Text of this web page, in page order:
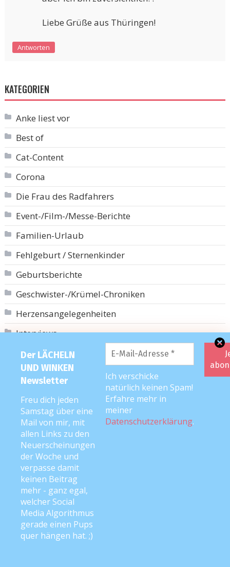
Der LÄCHELN
UND WINKEN
Newsletter
Freu dich jeden
Samstag über eine
Mail von mir, mit
allen Links zu den
Neuerscheinungen
der Woche und
verpasse damit
keinen Beitrag
mehr - ganz egal,
welcher Social
Media Algorithmus
gerade einen Pups
quer hängen hat. ;)
Ich verschicke
natürlich keinen Spam!
Erfahre mehr in
meiner
Datenschutzerklärung.
Liebe Grüße aus Thüringen!
Antworten
KATEGORIEN
Anke liest vor
Best of
Cat-Content
Corona
Die Frau des Radfahrers
Event-/Film-/Messe-Berichte
Familien-Urlaub
Fehlgeburt / Sternenkinder
Geburtsberichte
Geschwister-/Krümel-Chroniken
Herzensangelegenheiten
Interviews
Leser:innen-Geschichten
Mutter-Kind-Kur-Berichte
Rabenmutter 2.0
Rezepte
Schwangerschaftstagebuch
Spiele- und DIY-Tipps
Tipps & Tricks
Videos
Werbung